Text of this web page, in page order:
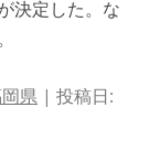
決定した。な
県 | 投稿日: